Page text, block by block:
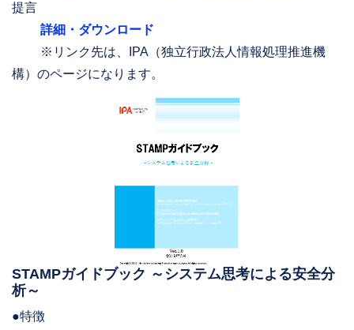
提言
詳細・ダウンロード
※リンク先は、IPA（独立行政法人情報処理推進機
構）のページになります。
STAMPガイドブック ～システム思考による安全分
析～
●特徴